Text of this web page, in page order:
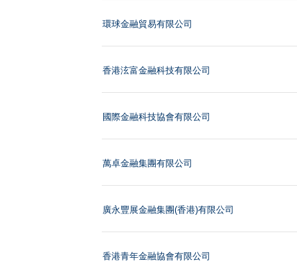
環球金融貿易有限公司
香港泫富金融科技有限公司
國際金融科技協會有限公司
萬卓金融集團有限公司
廣永豐展金融集團(香港)有限公司
香港青年金融協會有限公司